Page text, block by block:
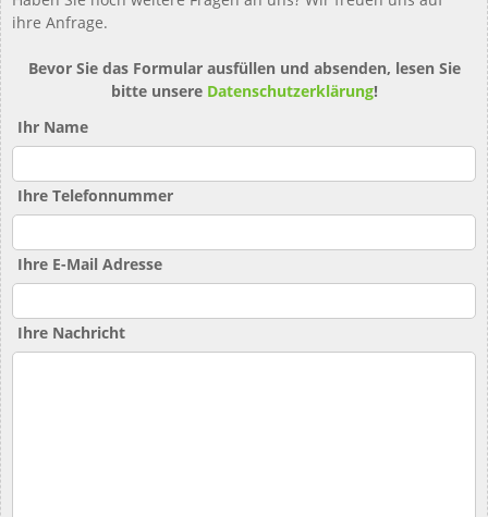
ihre Anfrage.
Bevor Sie das Formular ausfüllen und absenden, lesen Sie
bitte unsere Datenschutzerklärung!
Ihr Name
Ihre Telefonnummer
Ihre E-Mail Adresse
Ihre Nachricht